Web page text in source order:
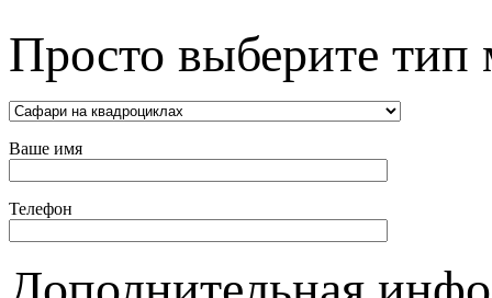
Просто выберите тип
Ваше имя
Телефон